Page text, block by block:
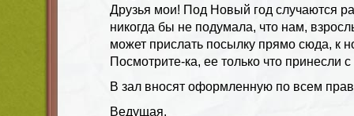
Друзья мои! Под Новый год случаются
никогда бы не подумала, что нам,
может прислать посылку прямо сюда, к
Посмотрите-ка, ее только что принесли
В зал вносят оформленную по всем
Ведущая.